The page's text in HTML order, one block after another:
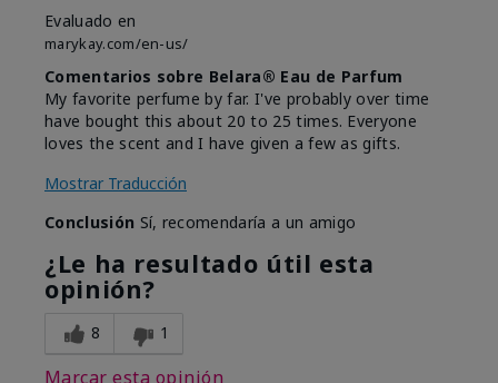
Evaluado en
marykay.com/en-us/
Comentarios sobre Belara® Eau de Parfum
My favorite perfume by far. I've probably over time
have bought this about 20 to 25 times. Everyone
loves the scent and I have given a few as gifts.
Mostrar Traducción
Conclusión Sí, recomendaría a un amigo
¿Le ha resultado útil esta
opinión?
8 1
Marcar esta opinión